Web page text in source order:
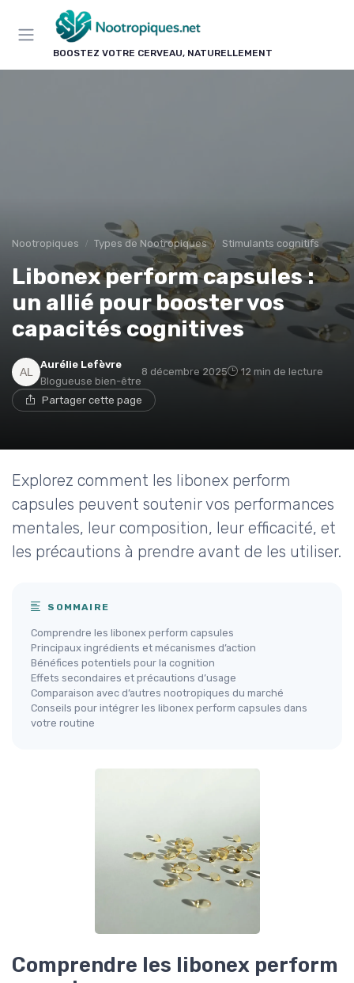
BOOSTEZ VOTRE CERVEAU, NATURELLEMENT
Nootropiques Types de Nootropiques Stimulants cognitifs
Libonex perform capsules :
un allié pour booster vos
capacités cognitives
Aurélie Lefèvre
Blogueuse bien-être
8 décembre 2025 12 min de lecture
Partager cette page
Explorez comment les libonex perform
capsules peuvent soutenir vos performances
mentales, leur composition, leur efficacité, et
les précautions à prendre avant de les utiliser.
SOMMAIRE
Comprendre les libonex perform capsules
Principaux ingrédients et mécanismes d’action
Bénéfices potentiels pour la cognition
Effets secondaires et précautions d’usage
Comparaison avec d’autres nootropiques du marché
Conseils pour intégrer les libonex perform capsules dans
votre routine
Comprendre les libonex perform
Panneau de gestion des cookies